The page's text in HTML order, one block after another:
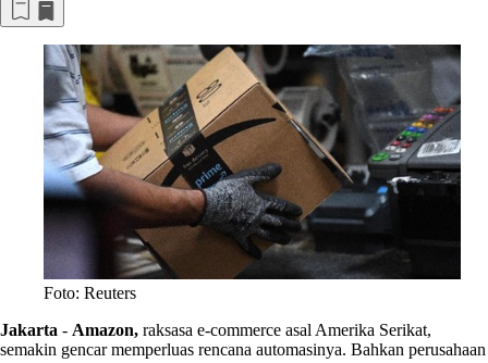
Foto: Reuters
Jakarta - Amazon, raksasa e-commerce asal Amerika Serikat,
semakin gencar memperluas rencana automasinya. Bahkan perusahaan